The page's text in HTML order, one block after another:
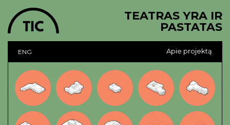
TEATRAS YRA IR
PASTATAS
Apie projektą
ENG